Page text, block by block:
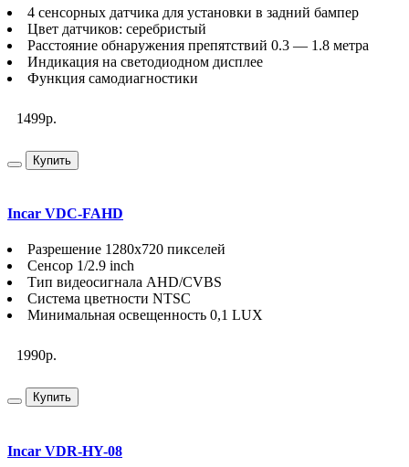
4 сенсорных датчика для установки в задний бампер
Цвет датчиков: серебристый
Расстояние обнаружения препятствий 0.3 — 1.8 метра
Индикация на светодиодном дисплее
Функция самодиагностики
1499р.
Купить
Incar VDC-FAHD
Разрешение 1280х720 пикселей
Сенсор 1/2.9 inch
Тип видеосигнала AHD/CVBS
Система цветности NTSC
Минимальная освещенность 0,1 LUX
1990р.
Купить
Incar VDR-HY-08